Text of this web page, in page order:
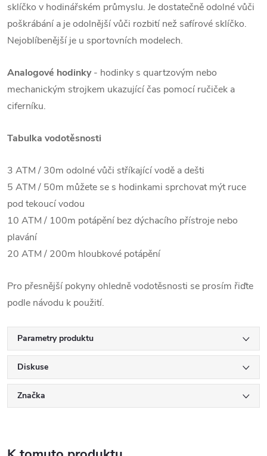
sklíčko v hodinářském průmyslu. Je dostatečně odolné vůči
poškrábání a je odolnější vůči rozbití než safírové sklíčko.
Nejoblíbenější je u sportovních modelech.
Analogové hodinky- hodinky s quartzovým nebo
mechanickým strojkem ukazující čas pomocí ručiček a
ciferníku.
Tabulka vodotěsnosti
3 ATM / 30m odolné vůči stříkající vodě a dešti
5 ATM / 50m můžete se s hodinkami sprchovat mýt ruce
pod tekoucí vodou
10 ATM / 100m potápění bez dýchacího přístroje nebo
plavání
20 ATM / 200m hloubkové potápění
Pro přesnější pokyny ohledně vodotěsnosti se prosím řiďte
podle návodu k použití.
Parametry produktu
Diskuse
Značka